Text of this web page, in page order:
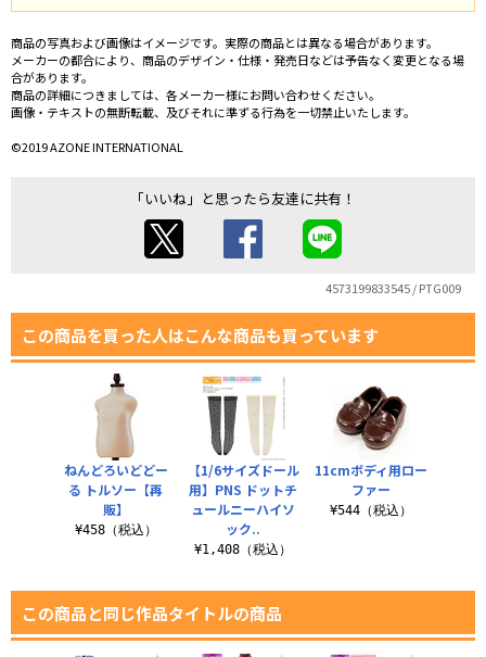
商品の写真および画像はイメージです。実際の商品とは異なる場合があります。
メーカーの都合により、商品のデザイン・仕様・発売日などは予告なく変更となる場
合があります。
商品の詳細につきましては、各メーカー様にお問い合わせください。
画像・テキストの無断転載、及びそれに準ずる行為を一切禁止いたします。
©2019 AZONE INTERNATIONAL
「いいね」と思ったら友達に共有！
4573199833545 / PTG009
この商品を買った人はこんな商品も買っています
【1/6サイズドール
用】PNS ドットチ
ュールニーハイソ
ック..
¥1,408（税込）
11cmボディ用ロー
ファー
¥544（税込）
ねんどろいどどー
る トルソー【再
販】
¥458（税込）
この商品と同じ作品タイトルの商品